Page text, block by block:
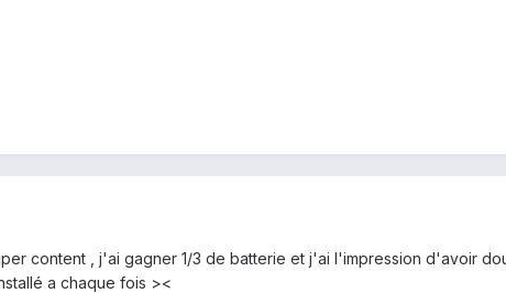
content , j'ai gagner 1/3 de batterie et j'ai l'impression d'avoir
a chaque fois ><